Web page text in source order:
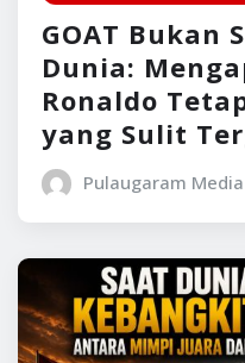
GOAT Bukan
Dunia:
Ronaldo
yang Sulit
Pulaugaram Media